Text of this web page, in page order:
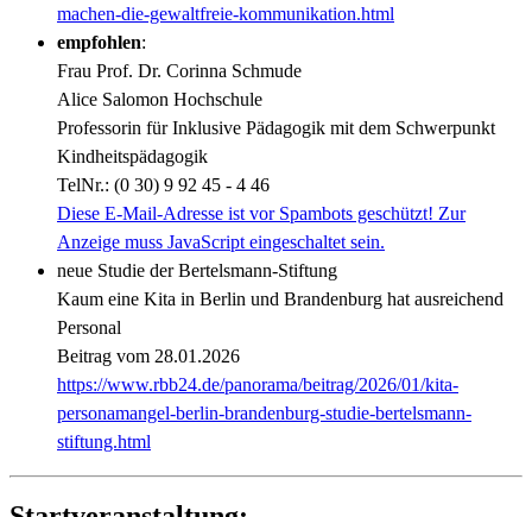
machen-die-gewaltfreie-kommunikation.html
empfohlen:
Frau Prof. Dr. Corinna Schmude
Alice Salomon Hochschule
Professorin für Inklusive Pädagogik mit dem Schwerpunkt
Kindheitspädagogik
TelNr.: (0 30) 9 92 45 - 4 46
Diese E-Mail-Adresse ist vor Spambots geschützt! Zur
Anzeige muss JavaScript eingeschaltet sein.
neue Studie der Bertelsmann-Stiftung
Kaum eine Kita in Berlin und Brandenburg hat ausreichend
Personal
Beitrag vom 28.01.2026
https://www.rbb24.de/panorama/beitrag/2026/01/kita-
personamangel-berlin-brandenburg-studie-bertelsmann-
stiftung.html